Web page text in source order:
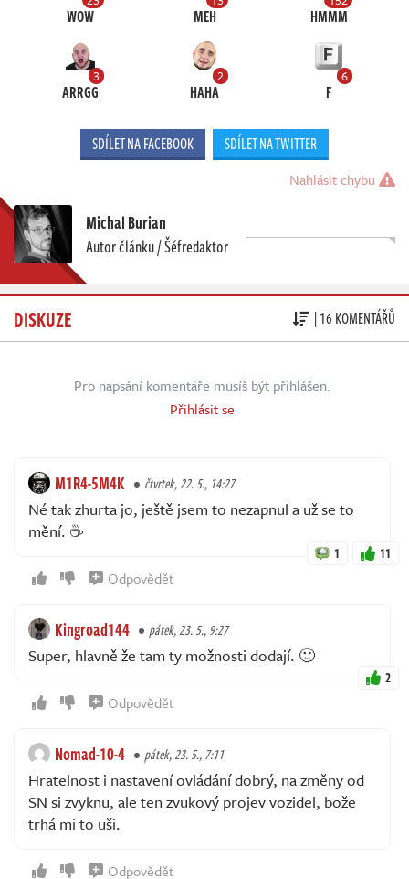
WOW MEH HMMM
3
ARRGG
2
HAHA
6
F
SDÍLET NA FACEBOOK SDÍLET NA TWITTER
Nahlásit chybu
Michal Burian
Autor článku / Šéfredaktor
DISKUZE | 16 KOMENTÁŘŮ
Pro napsání komentáře musíš být přihlášen.
Přihlásit se
M1R4-5M4K čtvrtek, 22. 5., 14:27
Né tak zhurta jo, ještě jsem to nezapnul a už se to
mění. ☕
1 11
Odpovědět
Kingroad144 pátek, 23. 5., 9:27
Super, hlavně že tam ty možnosti dodají. 🙂
2
Odpovědět
Nomad-10-4 pátek, 23. 5., 7:11
Hratelnost i nastavení ovládání dobrý, na změny od
SN si zvyknu, ale ten zvukový projev vozidel, bože
trhá mi to uši.
Odpovědět